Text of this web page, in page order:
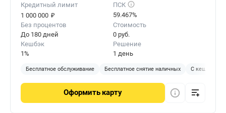
Кредитный лимит
1 000 000 ₽
ПСК
59.467%
Без процентов
До 180 дней
Стоимость
0 руб.
Кешбэк
1%
Решение
1 день
Бесплатное обслуживание Бесплатное снятие наличных С кешбэком
Оформить карту